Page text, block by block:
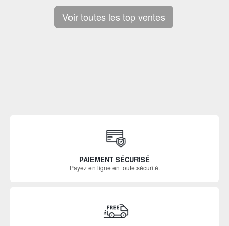
Voir toutes les top ventes
PAIEMENT SÉCURISÉ
Payez en ligne en toute sécurité.